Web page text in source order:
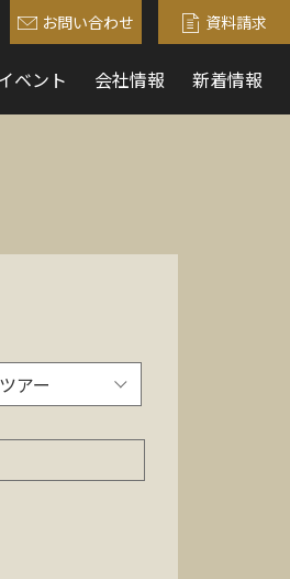
お問い合わせ 資料請求
ベント 会社情報 新着情報